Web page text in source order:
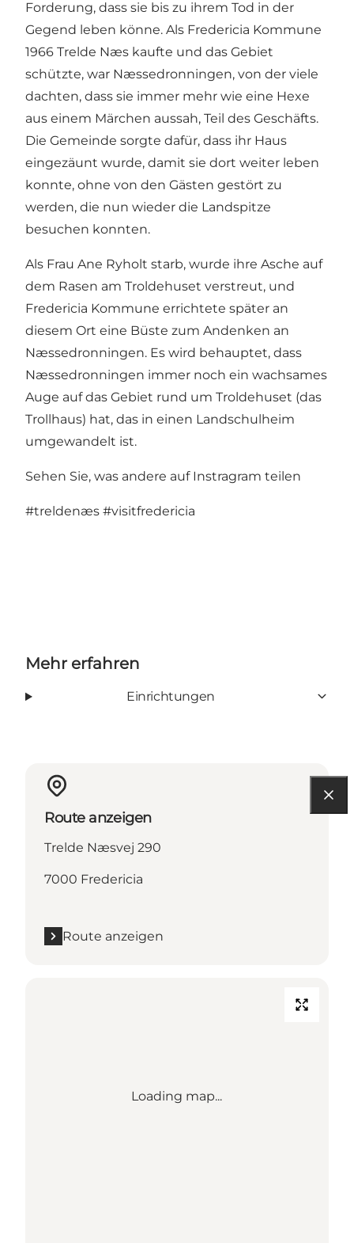
Forderung, dass sie bis zu ihrem Tod in der
Gegend leben könne. Als Fredericia Kommune
1966 Trelde Næs kaufte und das Gebiet
schützte, war Næssedronningen, von der viele
dachten, dass sie immer mehr wie eine Hexe
aus einem Märchen aussah, Teil des Geschäfts.
Die Gemeinde sorgte dafür, dass ihr Haus
eingezäunt wurde, damit sie dort weiter leben
konnte, ohne von den Gästen gestört zu
werden, die nun wieder die Landspitze
besuchen konnten.
Als Frau Ane Ryholt starb, wurde ihre Asche auf
dem Rasen am Troldehuset verstreut, und
Fredericia Kommune errichtete später an
diesem Ort eine Büste zum Andenken an
Næssedronningen. Es wird behauptet, dass
Næssedronningen immer noch ein wachsames
Auge auf das Gebiet rund um Troldehuset (das
Trollhaus) hat, das in einen Landschulheim
umgewandelt ist.
Sehen Sie, was andere auf Instragram teilen
#treldenæs #visitfredericia
Mehr erfahren
Einrichtungen
Route anzeigen
Trelde Næsvej 290
7000 Fredericia
Route anzeigen
Loading map...